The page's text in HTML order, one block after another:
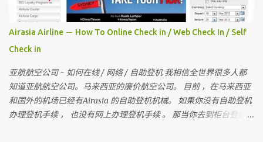
Airasia Airline － How To Online Check in / Web Check In / Self
Check in
亚航航空公司 - 如何在线 / 网络 / 自助登机 我相信全世界很多人都
知道亚航航空公司。马来西亚的廉价航空公司。 目前 ，在马来西亚
和国外的机场已经有Airasia 的自助登机机械。 如果你没有自助登机
办理登机手续 ， 也没有网上办理登机手续 。 那当你去到柜台登机时